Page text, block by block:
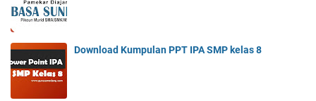
Download Kumpulan PPT IPA SMP kelas 8